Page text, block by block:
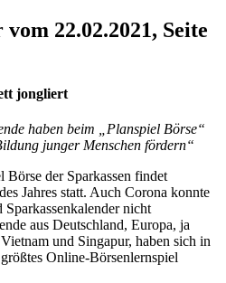
22.02.2021, Seite
jongliert
haben beim „Planspiel Börse“
junger Menschen fördern“
der Sparkassen findet
Jahres statt. Auch Corona konnte
nicht
aus Deutschland, Europa, ja
und Singapur, haben sich in
Online-Börsenlernspiel